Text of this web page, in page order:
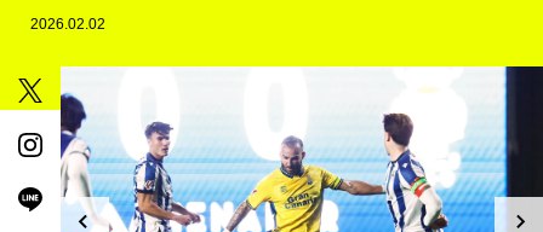
2026.02.02